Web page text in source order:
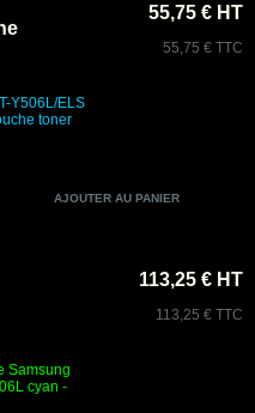
Y506L/ELS
toner
55,75 € HT
55,75 € TTC
Samsung
cyan -
113,25 € HT
113,25 € TTC